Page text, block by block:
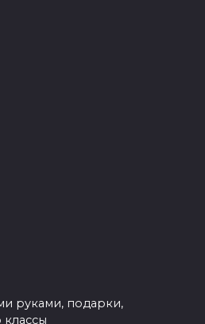
руками, подарки,
классы